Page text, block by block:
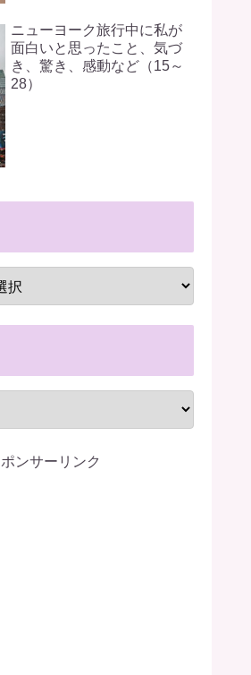
ニューヨーク旅行中に私が
面白いと思ったこと、気づ
き、驚き、感動など（15～
28）
ンサーリンク